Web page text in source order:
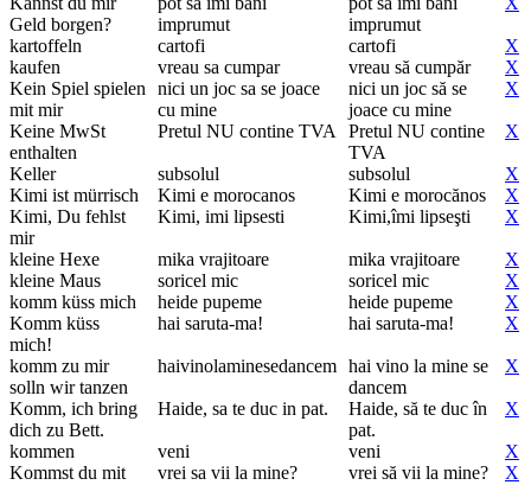
Geld borgen?
imprumut
imprumut
kartoffeln cartofi cartofi
X
kaufen
vreau sa cumpar vreau să cumpăr
X
Kein Spiel spielen
mit mir
nici un joc sa se joace
cu mine
nici un joc să se
joace cu mine
X
Keine MwSt
enthalten
Pretul NU contine TVA
Pretul NU contine
TVA
X
Keller subsolul subsolul
X
Kimi ist mürrisch
Kimi e morocanos Kimi e morocănos
X
Kimi, Du fehlst
mir
Kimi, imi lipsesti Kimi,îmi lipseşti X
kleine Hexe mika vrajitoare mika vrajitoare
X
kleine Maus
soricel mic soricel mic
X
komm küss mich
heide pupeme heide pupeme
X
Komm küss
mich!
hai saruta-ma! hai saruta-ma! X
komm zu mir
solln wir tanzen
haivinolaminesedancem hai vino la mine se
dancem
X
Komm, ich bring
dich zu Bett.
Haide, sa te duc in pat.
Haide, să te duc în
pat.
X
kommen veni veni
X
Kommst du mit
vrei sa vii la mine? vrei să vii la mine? X